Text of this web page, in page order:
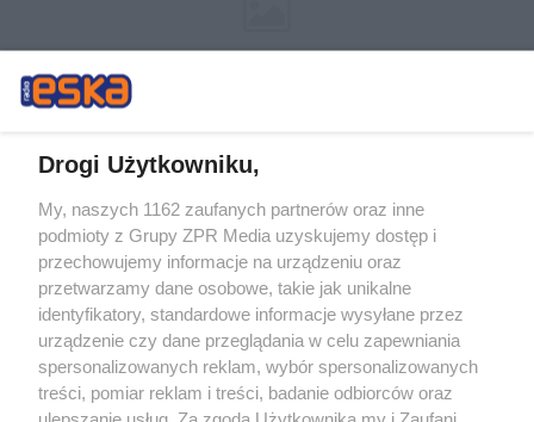
Żaden utwór zamieszczony w serwisie nie może być powielany i
rozpowszechniany lub dalej rozpowszechniany w jakikolwiek sposób (w
tym także elektroniczny lub mechaniczny) na jakimkolwiek polu
eksploatacji w jakiejkolwiek formie, włącznie z umieszczaniem w Internecie
bez pisemnej zgody właściciela praw. Jakiekolwiek użycie lub
wykorzystanie utworów w całości lub w części z naruszeniem prawa, tzn.
bez właściwej zgody, jest zabronione pod groźbą kary i może być ścigane
prawnie.
Drogi Użytkowniku,
My, naszych 1162 zaufanych partnerów oraz inne
podmioty z Grupy ZPR Media uzyskujemy dostęp i
przechowujemy informacje na urządzeniu oraz
przetwarzamy dane osobowe, takie jak unikalne
identyfikatory, standardowe informacje wysyłane przez
urządzenie czy dane przeglądania w celu zapewniania
spersonalizowanych reklam, wybór spersonalizowanych
treści, pomiar reklam i treści, badanie odbiorców oraz
ulepszanie usług. Za zgodą Użytkownika my i Zaufani